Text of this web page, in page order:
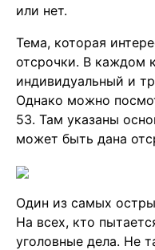
или нет.
Тема, которая
отсрочки. В каждом
индивидуальный и
Однако можно
53. Там указаны
может быть дана
Один из самых
На всех, кто
уголовные дела. Не